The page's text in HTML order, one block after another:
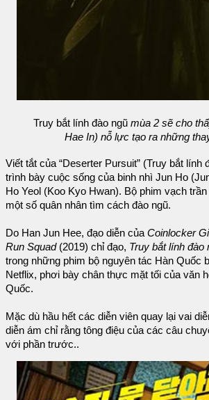
Truy bắt lính đào ngũ mùa 2 sẽ cho
Hae In) nỗ lực tạo ra những
Viết tắt của “Deserter Pursuit” (Truy bắt lính
trình bày cuộc sống của binh nhì Jun Ho
Ho Yeol (Koo Kyo Hwan). Bộ phim vạch
một số quân nhân tìm cách đào ngũ.
Do Han Jun Hee, đạo diễn của Coinlocker
Run Squad(2019) chỉ đạo, Truy bắt lính đào
trong những phim bộ nguyên tác Hàn Quốc
Netflix, phơi bày chân thực mặt tối của văn
Quốc.
Mặc dù hầu hết các diễn viên quay lại vai
diễn ám chỉ rằng tông điệu của các câu
với phần trước..